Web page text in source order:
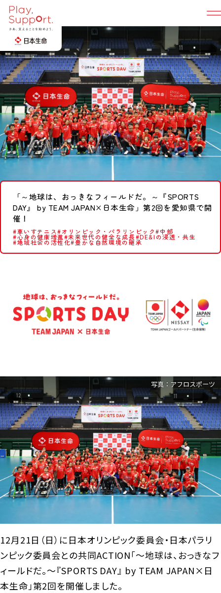
Play, Support. TOP
地域社会に広げる
選手・競技団体と創る
所属選手
陸上
桐生 祥秀
卓球
早田 ひな
体操
橋本 大輝選手
柔道
出口 クリスタ 選手
柔道
車いすバスケットボール
ゴルフ
稲見 萌寧選手
車いすテニス
小田 凱人 選手
コーポレートスポーツチーム
競技団体
オリンピック・パラリンピック
日本オリンピック委員会・
日本パラリンピック委員会
バスケットボール
日本バスケットボール協会（JBA）
日本車いすバスケットボール連盟
（JWBF）
B.LEAGUE
野球
日本野球機構（NPB）
空手
全日本空手道連盟
みんなと創る「支え合い」の輪
５つの提供価値
トピックス
コーポレートサイト
「～地球は、おっきなフィールドだ。～『SPORTS
DAY』 by TEAM JAPAN×日本生命」第2回を愛知県で開
催！
#車いすテニス#オリンピック・パラリンピック#中部
#心身の健康増進#未来世代の健全な成長#DE&Iの浸透・共生
#地域社会の活性化#豊かな自然環境の継承
写真：アフロスポーツ
12月21日（日）に日本オリンピック委員会・日本パラリ
ンピック委員会との共同ACTION「～地球は、おっきなフ
ィールドだ。～『SPORTS DAY』 by TEAM JAPAN×日
本生命」第2回を開催しました。